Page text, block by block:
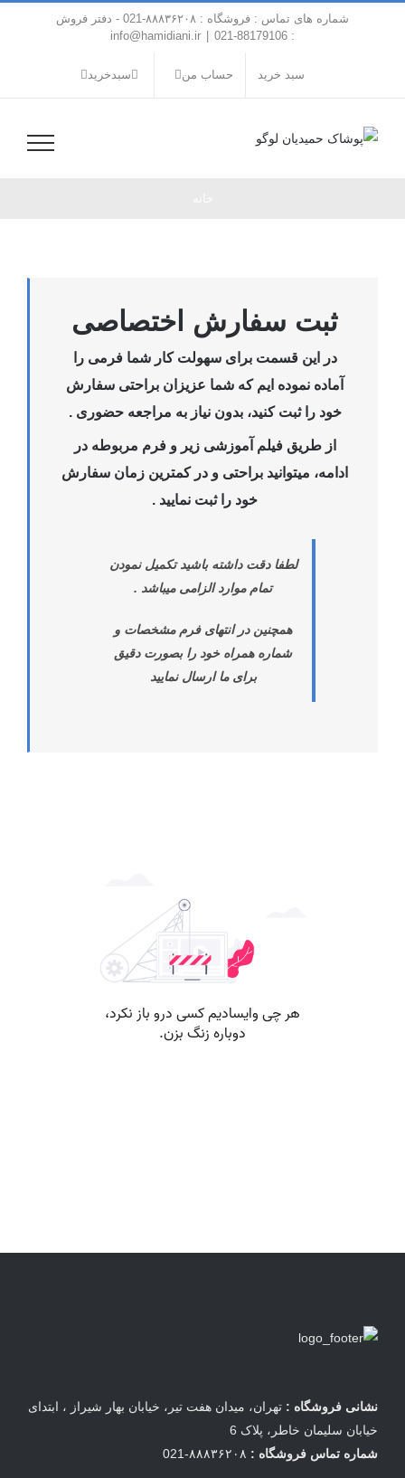
شماره های تماس : فروشگاه : ۸۸۸۳۶۲۰۸-021 - دفتر فروش
: 88179106-021
info@hamidiani.ir
سبد خرید حساب من سبدخرید
ثبت سفارش اختصاصی
در این قسمت برای سهولت کار شما فرمی را
آماده نموده ایم که شما عزیزان براحتی سفارش
خود را ثبت کنید، بدون نیاز به مراجعه حضوری .
از طریق فیلم آموزشی زیر و فرم مربوطه در
ادامه، میتوانید براحتی و در کمترین زمان سفارش
خود را ثبت نمایید .
لطفا دقت داشته باشید تکمیل نمودن
تمام موارد الزامی میباشد .
همچنین در انتهای فرم مشخصات و
شماره همراه خود را بصورت دقیق
برای ما ارسال نمایید
نشانی فروشگاه : تهران، میدان هفت تیر، خیابان بهار شیراز ، ابتدای
خیابان سلیمان خاطر، پلاک 6
شماره تماس فروشگاه :